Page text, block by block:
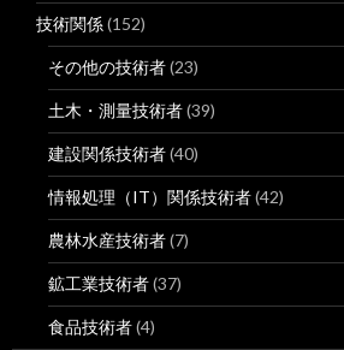
技術関係(152)
その他の技術者(23)
土木・測量技術者(39)
建設関係技術者(40)
情報処理（IT）関係技術者(42)
農林水産技術者(7)
鉱工業技術者(37)
食品技術者(4)